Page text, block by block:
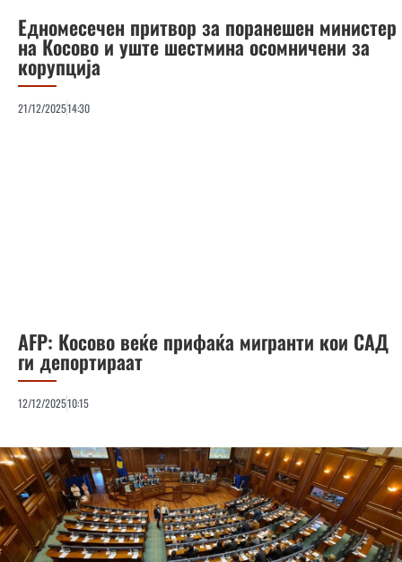
Едномесечен притвор за поранешен министер
на Косово и уште шестмина осомничени за
корупција
21/12/202514:30
AFP: Косово веќе прифаќа мигранти кои САД
ги депортираат
12/12/202510:15